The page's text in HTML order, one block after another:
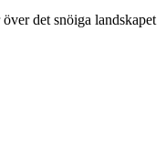
det snöiga landskapet